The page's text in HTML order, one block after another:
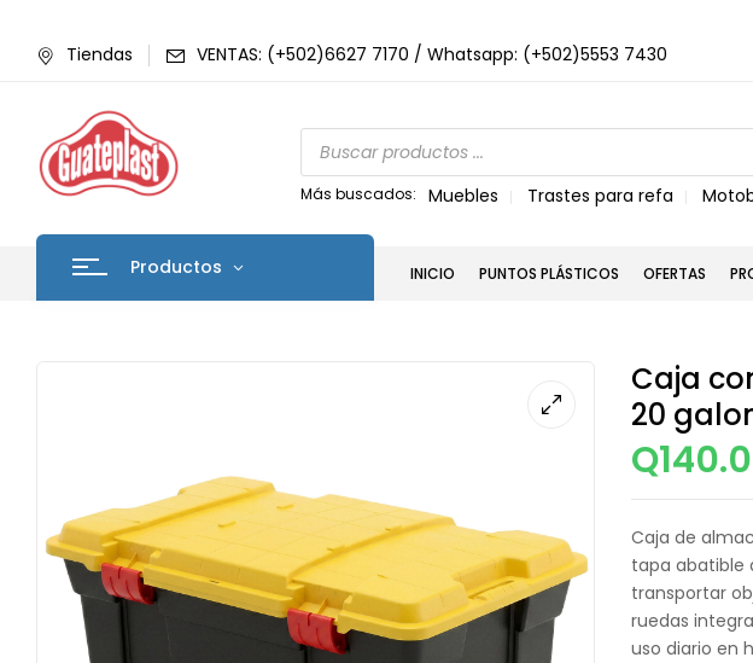
Tiendas VENTAS: (+502)6627 7170 / Whatsapp: (+502)5553 7430
Más buscados: Muebles Trastes para refa
Productos INICIO PUNTOS PLÁSTICOS OFERTAS
Caja
20
Q
Caja de
tapa abatible
transportar
ruedas
uso diario en